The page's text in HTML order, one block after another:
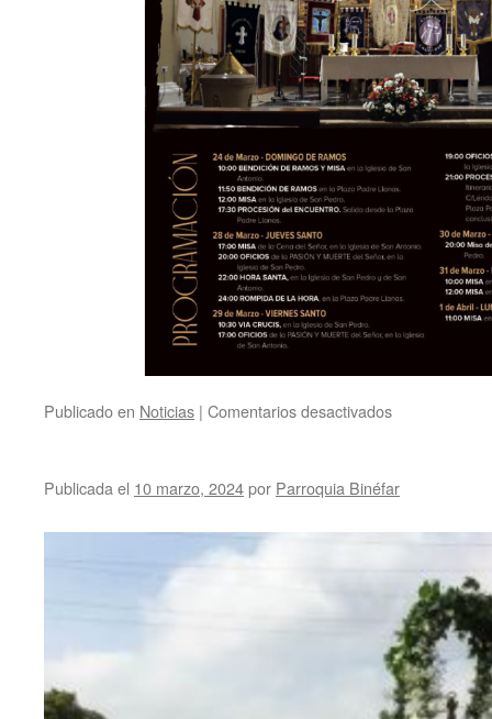
Publicado en Noticias | Comentarios desactivados
Publicada el 10 marzo, 2024por Parroquia Binéfar